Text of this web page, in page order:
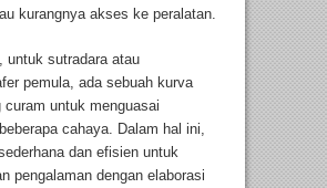
kurangnya akses ke peralatan.
untuk sutradara atau
pemula, ada sebuah kurva
curam untuk menguasai
cahaya. Dalam hal ini,
dan efisien untuk
pengalaman dengan elaborasi